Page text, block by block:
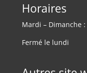
Horaires
Mardi – Dimanche
Fermé le lundi